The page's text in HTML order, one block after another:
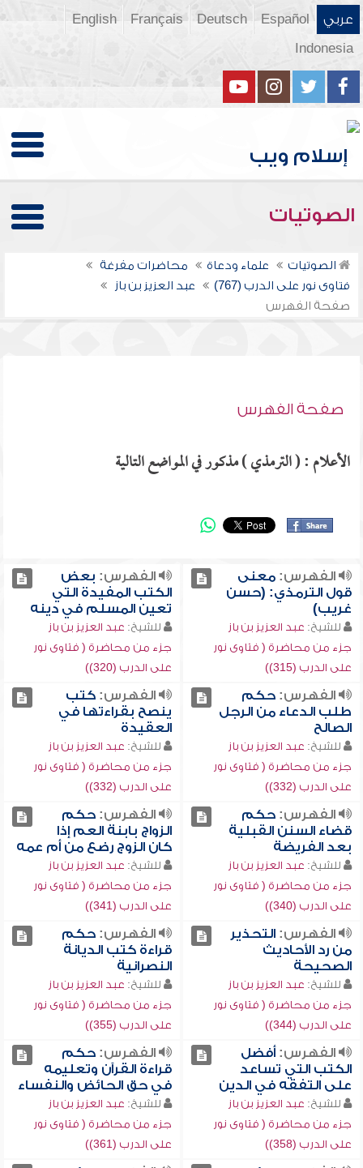
عربي Español
Deutsch
Français
English
Indonesia
الصوتيات
الصوتيات علماء ودعاة
محاضرات مفرغة
فتاوى نور على الدرب (767)
عبد العزيز بن باز
صفحة الفهرس
صفحة الفهرس
الأعلام : ( الترمذي ) مذكور في المواضع التالية
الفهرس:معنى
قول الترمذي: (حسن
غريب)
للشيخ: عبد العزيز بن باز
جزء من محاضرة ( فتاوى نور
على الدرب (315))
الفهرس: بعض
الكتب المفيدة التي
تعين المسلم في دينه
للشيخ: عبد العزيز بن باز
جزء من محاضرة ( فتاوى نور
على الدرب (320))
الفهرس:حكم
طلب الدعاء من الرجل
الصالح
للشيخ: عبد العزيز بن باز
جزء من محاضرة ( فتاوى نور
على الدرب (332))
الفهرس:كتب
ينصح بقراءتها في
العقيدة
للشيخ: عبد العزيز بن باز
جزء من محاضرة ( فتاوى نور
على الدرب (332))
الفهرس:حكم
قضاء السنن القبلية
بعد الفريضة
للشيخ: عبد العزيز بن باز
جزء من محاضرة ( فتاوى نور
على الدرب (340))
الفهرس:حكم
الزواج بابنة العم إذا
كان الزوج رضع من أم عمه
للشيخ: عبد العزيز بن باز
جزء من محاضرة ( فتاوى نور
على الدرب (341))
الفهرس:التحذير
من رد الأحاديث
الصحيحة
للشيخ: عبد العزيز بن باز
جزء من محاضرة ( فتاوى نور
على الدرب (344))
الفهرس:حكم
قراءة كتب الديانة
النصرانية
للشيخ: عبد العزيز بن باز
جزء من محاضرة ( فتاوى نور
على الدرب (355))
الفهرس:أفضل
الكتب التي تساعد
على التفقه في الدين
للشيخ: عبد العزيز بن باز
جزء من محاضرة ( فتاوى نور
على الدرب (358))
الفهرس:حكم
قراءة القرآن وتعليمه
في حق الحائض والنفساء
للشيخ: عبد العزيز بن باز
جزء من محاضرة ( فتاوى نور
على الدرب (361))